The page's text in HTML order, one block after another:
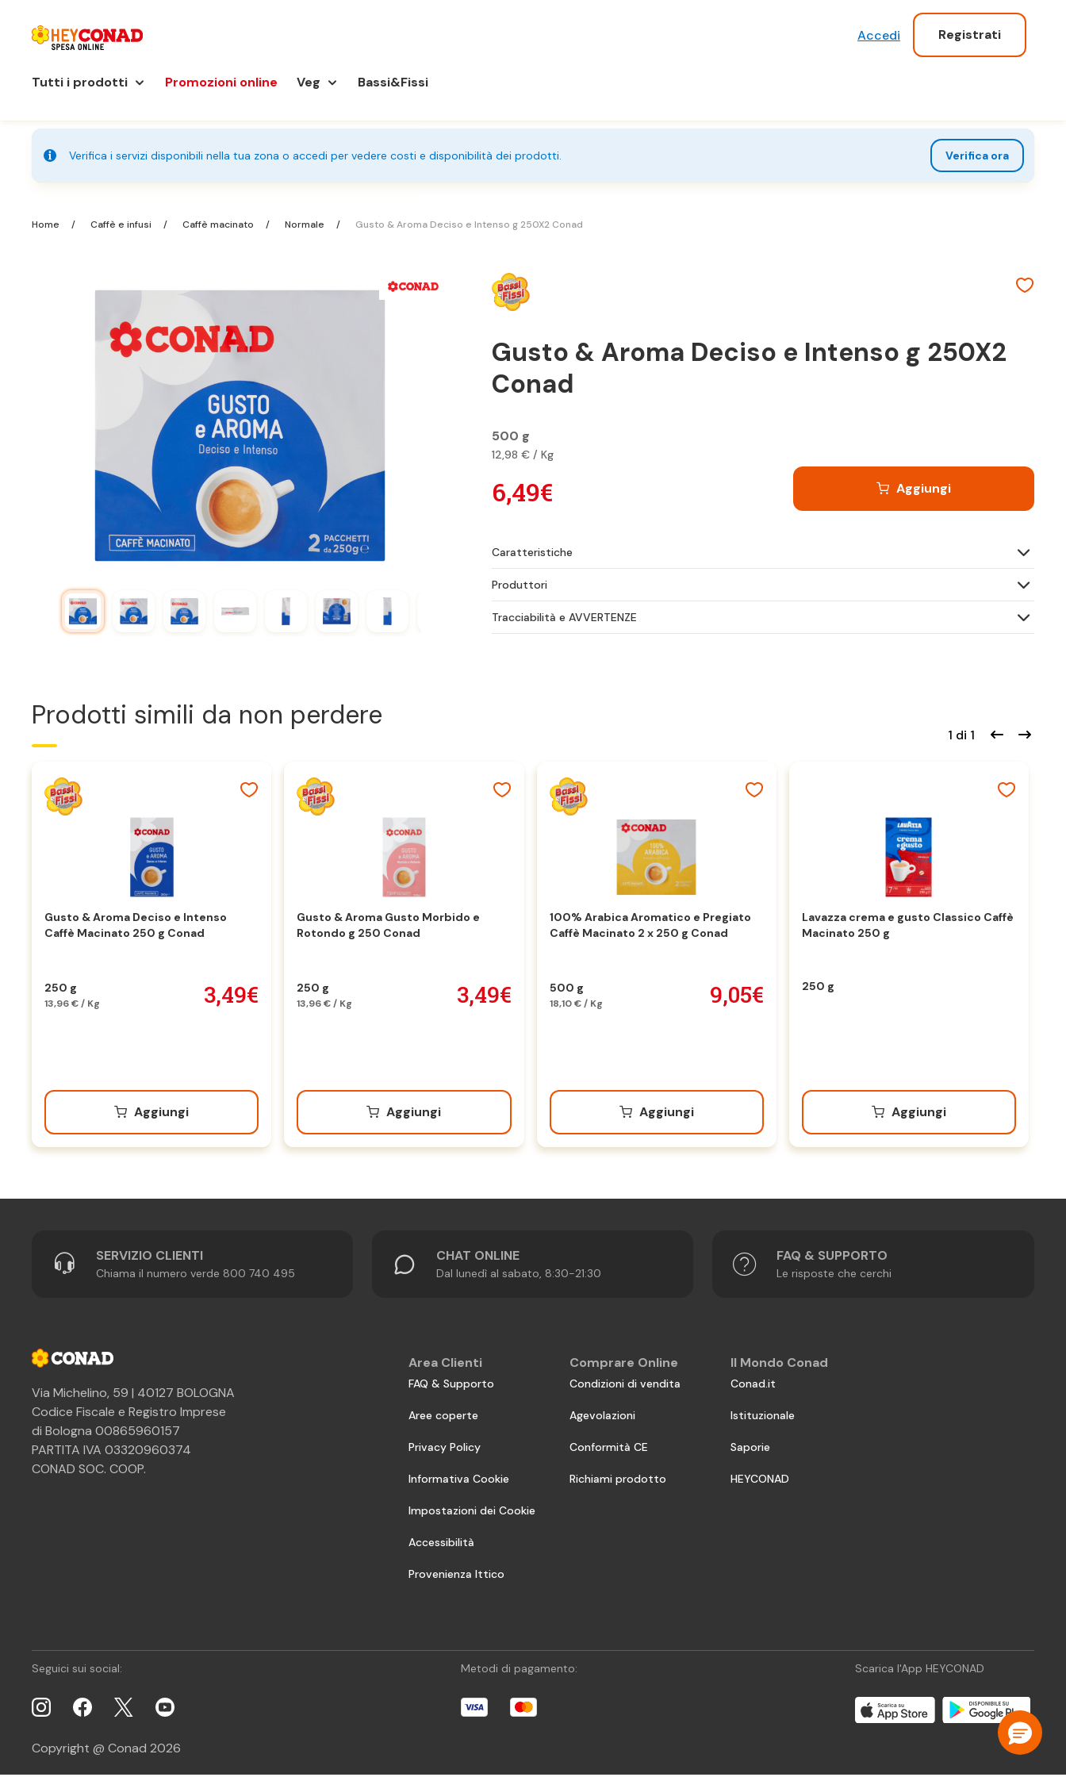
Accedi Registrati
Tutti i prodotti Promozioni online Veg Bassi&Fissi
Verifica i servizi disponibili nella tua zona o accedi per vedere costi e disponibilità dei prodotti. Verifica ora
Home Caffè e infusi Caffè macinato Normale Gusto & Aroma Deciso e Intenso g 250X2 Conad
Gusto & Aroma Deciso e Intenso g 250X2
Conad
500 g
12,98 € / Kg
6,49€ Aggiungi
Caratteristiche
Produttori
Tracciabilità e AVVERTENZE
Prodotti simili da non perdere
Gusto & Aroma Deciso e Intenso
Caffè Macinato 250 g Conad
250 g
13,96 € / Kg 3,49€
Aggiungi
Gusto & Aroma Gusto Morbido e
Rotondo g 250 Conad
250 g
13,96 € / Kg 3,49€
Aggiungi
100% Arabica Aromatico e Pregiato
Caffè Macinato 2 x 250 g Conad
500 g
18,10 € / Kg 9,05€
Aggiungi
Lavazza crema e gusto Classico Caffè
Macinato 250 g
250 g
Aggiungi
1 di 1
SERVIZIO CLIENTI
Chiama il numero verde 800 740 495
CHAT ONLINE
Dal lunedì al sabato, 8:30-21:30
FAQ & SUPPORTO
Le risposte che cerchi
Via Michelino, 59 | 40127 BOLOGNA
Codice Fiscale e Registro Imprese
di Bologna 00865960157
PARTITA IVA 03320960374
CONAD SOC. COOP.
Area Clienti
FAQ & Supporto
Aree coperte
Privacy Policy
Informativa Cookie
Impostazioni dei Cookie
Accessibilità
Provenienza Ittico
Comprare Online
Condizioni di vendita
Agevolazioni
Conformità CE
Richiami prodotto
Il Mondo Conad
Conad.it
Istituzionale
Saporie
HEYCONAD
Seguici sui social: Metodi di pagamento: Scarica l'App HEYCONAD
Copyright @ Conad 2026